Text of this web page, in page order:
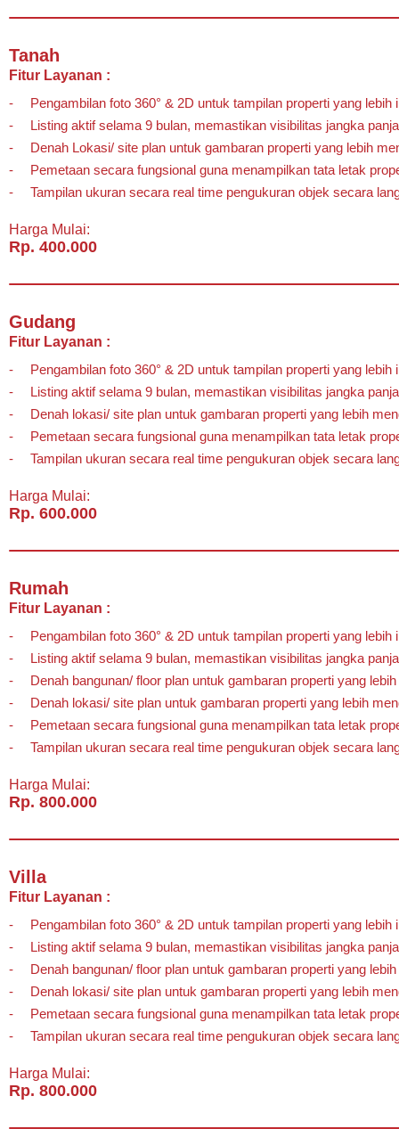
Tanah
Fitur Layanan :
Pengambilan foto 360° & 2D untuk tampilan properti yang lebih
Listing aktif selama 9 bulan, memastikan visibilitas jangka
Denah Lokasi/ site plan untuk gambaran properti yang lebih
Pemetaan secara fungsional guna menampilkan tata letak
Tampilan ukuran secara real time pengukuran objek secara
Harga Mulai:
Rp. 400.000
Gudang
Fitur Layanan :
Pengambilan foto 360° & 2D untuk tampilan properti yang lebih
Listing aktif selama 9 bulan, memastikan visibilitas jangka
Denah lokasi/ site plan untuk gambaran properti yang lebih
Pemetaan secara fungsional guna menampilkan tata letak
Tampilan ukuran secara real time pengukuran objek secara
Harga Mulai:
Rp. 600.000
Rumah
Fitur Layanan :
Pengambilan foto 360° & 2D untuk tampilan properti yang lebih
Listing aktif selama 9 bulan, memastikan visibilitas jangka
Denah bangunan/ floor plan untuk gambaran properti yang
Denah lokasi/ site plan untuk gambaran properti yang lebih
Pemetaan secara fungsional guna menampilkan tata letak
Tampilan ukuran secara real time pengukuran objek secara
Harga Mulai:
Rp. 800.000
Villa
Fitur Layanan :
Pengambilan foto 360° & 2D untuk tampilan properti yang lebih
Listing aktif selama 9 bulan, memastikan visibilitas jangka
Denah bangunan/ floor plan untuk gambaran properti yang
Denah lokasi/ site plan untuk gambaran properti yang lebih
Pemetaan secara fungsional guna menampilkan tata letak
Tampilan ukuran secara real time pengukuran objek secara
Harga Mulai:
Rp. 800.000